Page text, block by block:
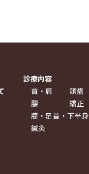
診療内容
首・肩
腰
膝・足首・下半身
頭痛
矯正
鍼灸